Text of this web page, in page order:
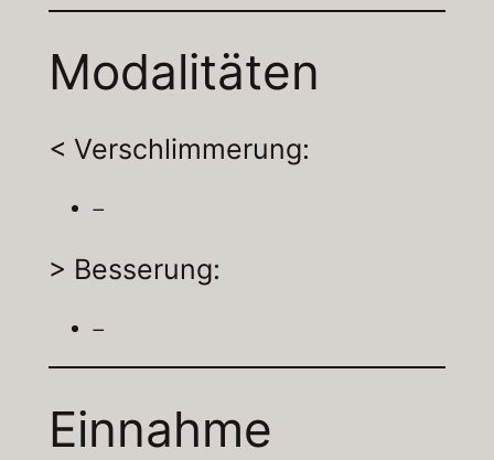
Modalitäten
< Verschlimmerung:
–
> Besserung:
–
Einnahme